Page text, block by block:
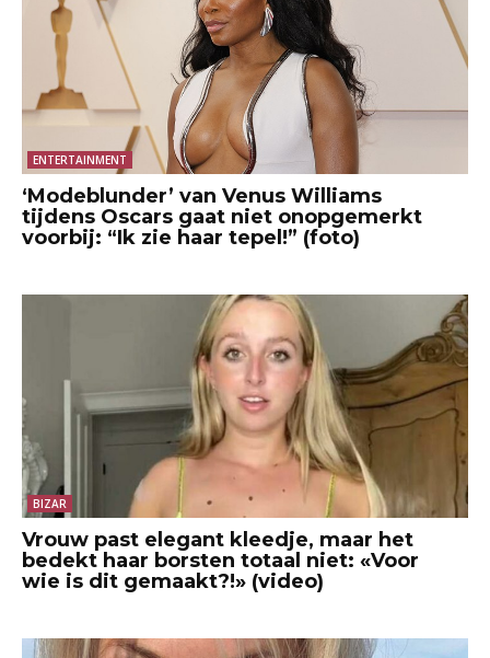
ENTERTAINMENT
‘Modeblunder’ van Venus Williams
tijdens Oscars gaat niet onopgemerkt
voorbij: “Ik zie haar tepel!” (foto)
BIZAR
Vrouw past elegant kleedje, maar het
bedekt haar borsten totaal niet: «Voor
wie is dit gemaakt?!» (video)